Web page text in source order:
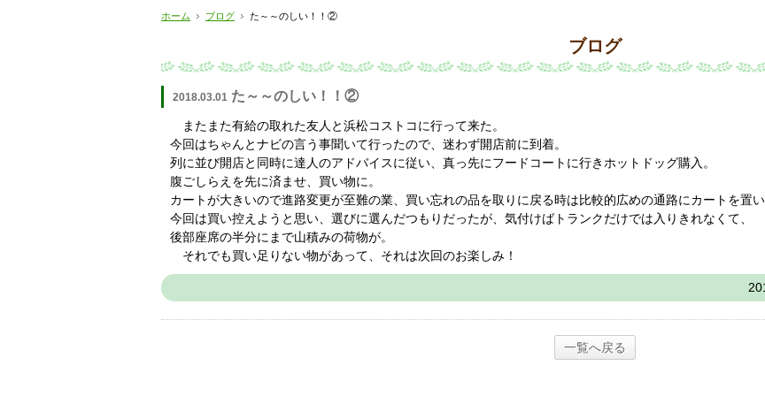
ホーム ブログ た～～のしい！！②
ブログ
2018.03.01 た～～のしい！！②
またまた有給の取れた友人と浜松コストコに行って来た。
今回はちゃんとナビの言う事聞いて行ったので、迷わず開店前に到着。
列に並び開店と同時に達人のアドバイスに従い、真っ先にフードコートに行きホットドッグ購入。
腹ごしらえを先に済ませ、買い物に。
カートが大きいので進路変更が至難の業、買い忘れの品を取りに戻る時は比較的広めの通路にカートを置い
今回は買い控えようと思い、選びに選んだつもりだったが、気付けばトランクだけでは入りきれなくて、
後部座席の半分にまで山積みの荷物が。
それでも買い足りない物があって、それは次回のお楽しみ！
一覧へ戻る